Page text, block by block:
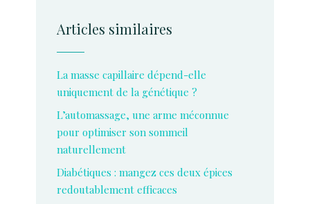
Articles similaires
La masse capillaire dépend-elle
uniquement de la génétique ?
L’automassage, une arme méconnue
pour optimiser son sommeil
naturellement
Diabétiques : mangez ces deux épices
redoutablement efficaces